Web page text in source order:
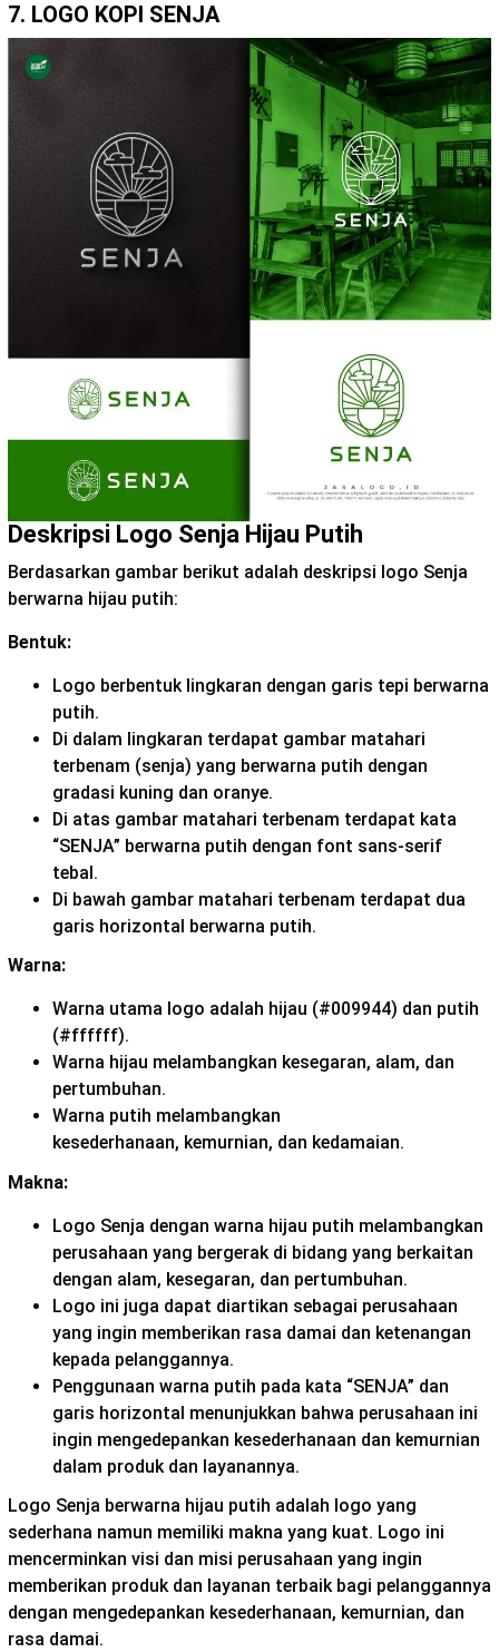
7. LOGO KOPI SENJA
Deskripsi Logo Senja Hijau Putih
Berdasarkan gambar berikut adalah deskripsi logo Senja
berwarna hijau putih:
Bentuk:
Logo berbentuk lingkaran dengan garis tepi berwarna
putih.
Di dalam lingkaran terdapat gambar matahari
terbenam (senja) yang berwarna putih dengan
gradasi kuning dan oranye.
Di atas gambar matahari terbenam terdapat kata
“SENJA” berwarna putih dengan font sans-serif
tebal.
Di bawah gambar matahari terbenam terdapat dua
garis horizontal berwarna putih.
Warna:
Warna utama logo adalah hijau (#009944) dan putih
(#ffffff).
Warna hijau melambangkan kesegaran, alam, dan
pertumbuhan.
Warna putih melambangkan
kesederhanaan, kemurnian, dan kedamaian.
Makna:
Logo Senja dengan warna hijau putih melambangkan
perusahaan yang bergerak di bidang yang berkaitan
dengan alam, kesegaran, dan pertumbuhan.
Logo ini juga dapat diartikan sebagai perusahaan
yang ingin memberikan rasa damai dan ketenangan
kepada pelanggannya.
Penggunaan warna putih pada kata “SENJA” dan
garis horizontal menunjukkan bahwa perusahaan ini
ingin mengedepankan kesederhanaan dan kemurnian
dalam produk dan layanannya.
Logo Senja berwarna hijau putih adalah logo yang
sederhana namun memiliki makna yang kuat. Logo ini
mencerminkan visi dan misi perusahaan yang ingin
memberikan produk dan layanan terbaik bagi pelanggannya
dengan mengedepankan kesederhanaan, kemurnian, dan
rasa damai.